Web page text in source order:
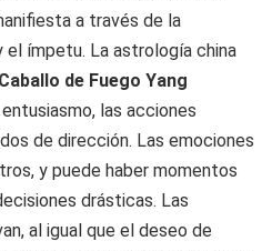
a través de la
el ímpetu. La astrología china
Caballo de Fuego Yang
las acciones
de dirección. Las emociones
y puede haber momentos
drásticas. Las
al igual que el deseo de